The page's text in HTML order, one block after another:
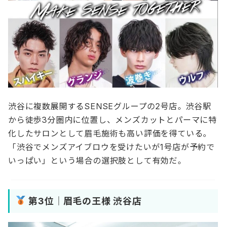
渋谷に複数展開するSENSEグループの2号店。渋谷駅
から徒歩3分圏内に位置し、メンズカットとパーマに特
化したサロンとして眉毛施術も高い評価を得ている。
「渋谷でメンズアイブロウを受けたいが1号店が予約で
いっぱい」という場合の選択肢として有効だ。
第3位｜眉毛の王様 渋谷店